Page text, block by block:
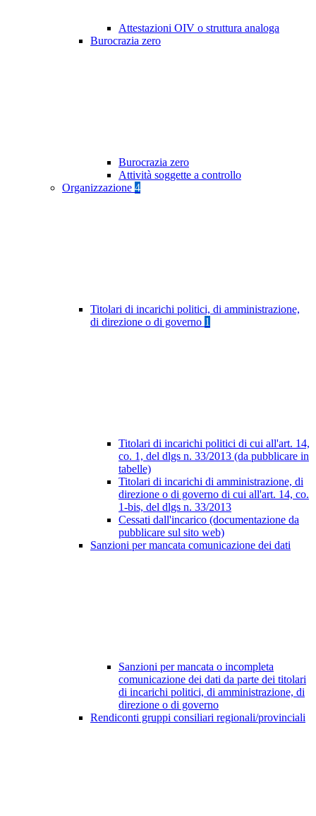
Attestazioni OIV o struttura analoga
Burocrazia zero
Burocrazia zero
Attività soggette a controllo
Organizzazione 4
Titolari di incarichi politici, di amministrazione,
di direzione o di governo 1
Titolari di incarichi politici di cui all'art. 14,
co. 1, del dlgs n. 33/2013 (da pubblicare in
tabelle)
Titolari di incarichi di amministrazione, di
direzione o di governo di cui all'art. 14, co.
1-bis, del dlgs n. 33/2013
Cessati dall'incarico (documentazione da
pubblicare sul sito web)
Sanzioni per mancata comunicazione dei dati
Sanzioni per mancata o incompleta
comunicazione dei dati da parte dei titolari
di incarichi politici, di amministrazione, di
direzione o di governo
Rendiconti gruppi consiliari regionali/provinciali